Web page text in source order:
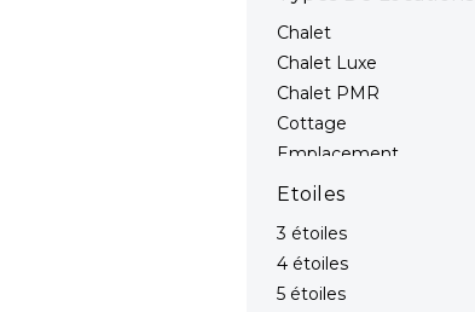
Chalet
Chalet Luxe
Chalet PMR
Cottage
Emplacement
Emplacements avec
sanitaires privés
Hébergements Insolites
Mobil-home
Mobil-home avec spa
Etoiles
3 étoiles
4 étoiles
5 étoiles